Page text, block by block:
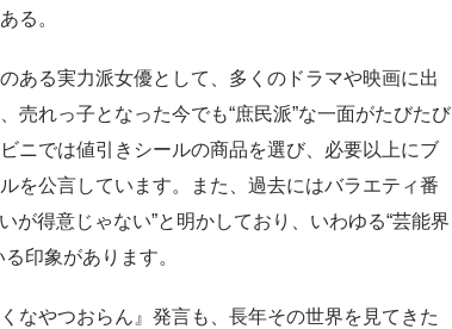
る。
ある実力派女優として、多くのドラマや映画に出
売れっ子となった今でも“庶民派”な一面がたびたび
ニでは値引きシールの商品を選び、必要以上にブ
を公言しています。また、過去にはバラエティ番
が得意じゃない”と明かしており、いわゆる“芸能界
印象があります。
なやつおらん』発言も、長年その世界を見てきた